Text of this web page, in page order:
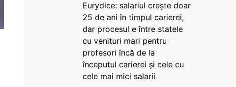
Eurydice: salariul crește doar
25 de ani în timpul carierei,
dar procesul e între statele
cu venituri mari pentru
profesori încă de la
începutul carierei și cele cu
cele mai mici salarii